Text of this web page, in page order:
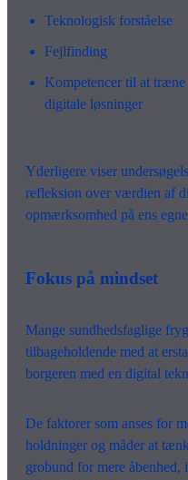
Teknologisk forståelse
Fejlfinding
Kompetencer til at
digitale løsninger
Yderligere viser
refleksion over værdien af
opmærksomhed på ens
Fokus på mindset
Mange sundhedsfaglige
tilbageholdende med at
borgeren med en digital
De faktorer som anses for
holdninger og måder at
grobund for mere åbenhed,